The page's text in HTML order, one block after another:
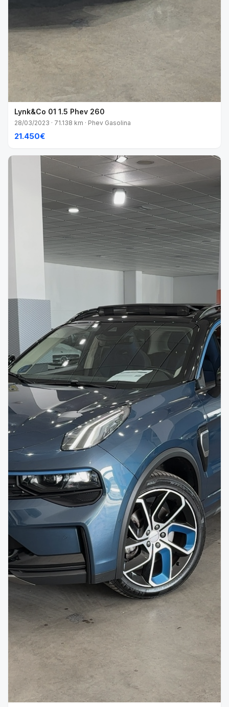
Lynk&Co 01 1.5 Phev 260
28/03/2023 · 71.138 km · Phev Gasolina
21.450€